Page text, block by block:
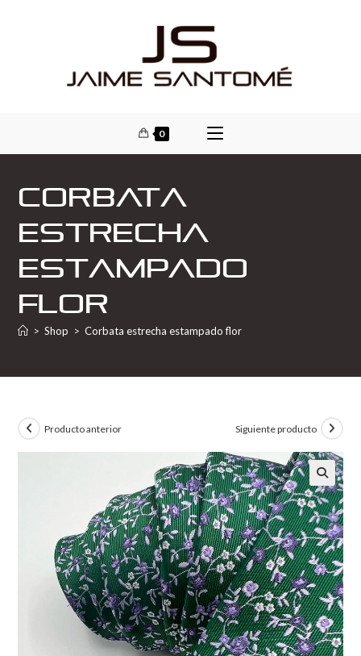
0
Corbata
estrecha
estampado
flor
> Shop > Corbata estrecha estampado flor
Producto anterior Siguiente producto